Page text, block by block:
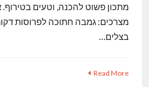
מתכון פשוט להכנה, וטעים
בצלים…
Read More